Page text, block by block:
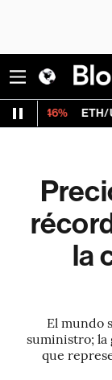
ETH/USD 1,902.905
la
El mundo
suministro; la
que